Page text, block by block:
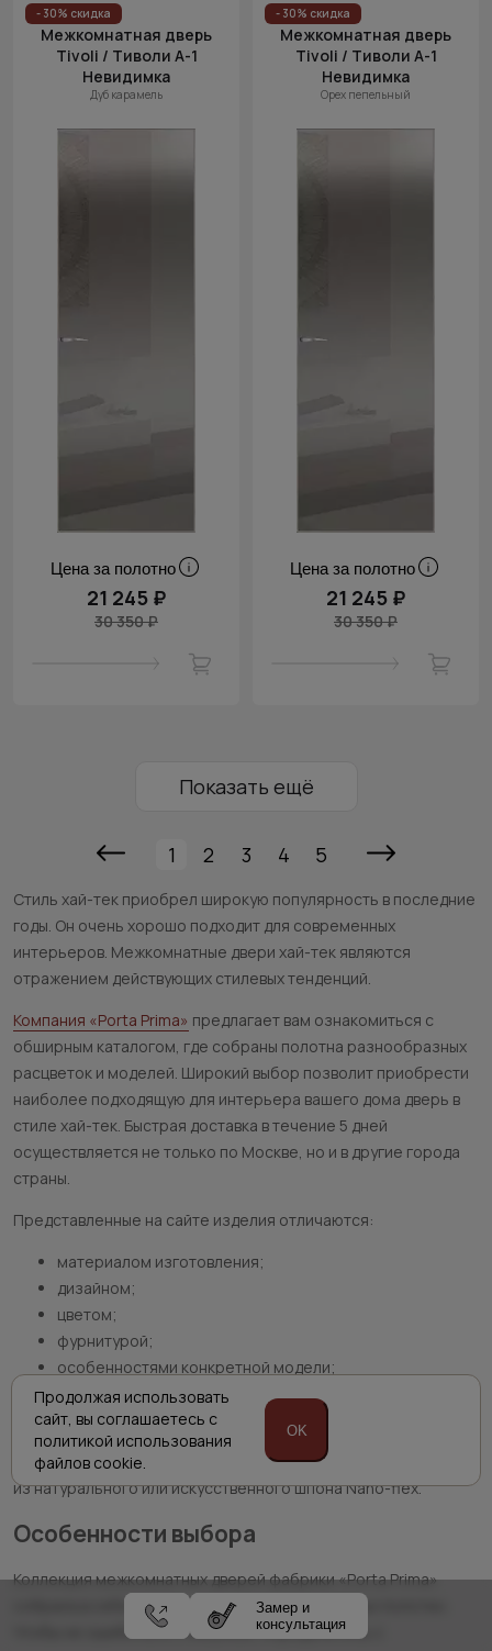
- 30% скидка
Межкомнатная дверь
Tivoli / Тиволи А-1
Невидимка
Дуб карамель
Цена за полотно
21 245 ₽
30 350 ₽
- 30% скидка
Межкомнатная дверь
Tivoli / Тиволи А-1
Невидимка
Орех пепельный
Цена за полотно
21 245 ₽
30 350 ₽
Показать ещё
1 2 3 4 5
Стиль хай-тек приобрел широкую популярность в последние
годы. Он очень хорошо подходит для современных
интерьеров. Межкомнатные двери хай-тек являются
отражением действующих стилевых тенденций.
Компания «Porta Prima» предлагает вам ознакомиться с
обширным каталогом, где собраны полотна разнообразных
расцветок и моделей. Широкий выбор позволит приобрести
наиболее подходящую для интерьера вашего дома дверь в
стиле хай-тек. Быстрая доставка в течение 5 дней
осуществляется не только по Москве, но и в другие города
страны.
Представленные на сайте изделия отличаются:
материалом изготовления;
дизайном;
цветом;
фурнитурой;
особенностями конкретной модели;
стоимостью.
Вы можете заказать шпонированный или покрытый эмалью
вариант. Производитель предлагает изделия, изготовленные
из натурального или искусственного шпона Nano-flex.
Особенности выбора
Коллекция межкомнатных дверей фабрики «Porta Prima»
собрала в себе целое множество оригинальных полотен.
Чтобы не ошибиться с покупкой, определитесь с
Замер и
консультация
Продолжая использовать
сайт, вы соглашаетесь с
политикой использования
файлов cookie.
OK